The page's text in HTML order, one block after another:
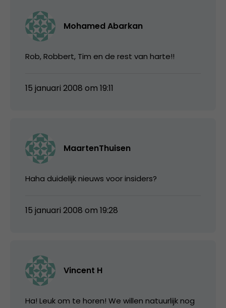
Mohamed Abarkan
Rob, Robbert, Tim en de rest van harte!!
15 januari 2008 om 19:11
MaartenThuisen
Haha duidelijk nieuws voor insiders?
15 januari 2008 om 19:28
Vincent H
Ha! Leuk om te horen! We willen natuurlijk nog